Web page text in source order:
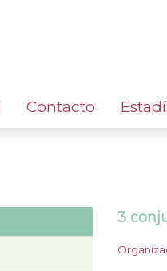
Contacto
3